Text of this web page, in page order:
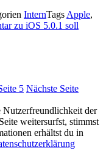
InternTags Apple,
zu iOS 5.0.1 soll
5 Nächste Seite
Nutzerfreundlichkeit der
weitersurfst, stimmst
erhältst du in